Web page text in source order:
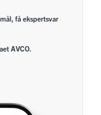
få ekspertsvar
AVCO.